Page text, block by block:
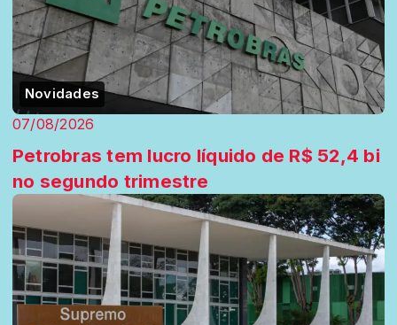
Novidades
07/08/2026
Petrobras tem lucro líquido de R$ 52,4 bi
no segundo trimestre